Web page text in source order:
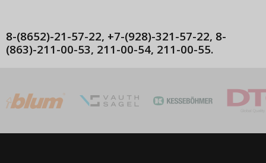
8-(8652)-21-57-22, +7-(928)-321-57-22, 8-
(863)-211-00-53, 211-00-54, 211-00-55.